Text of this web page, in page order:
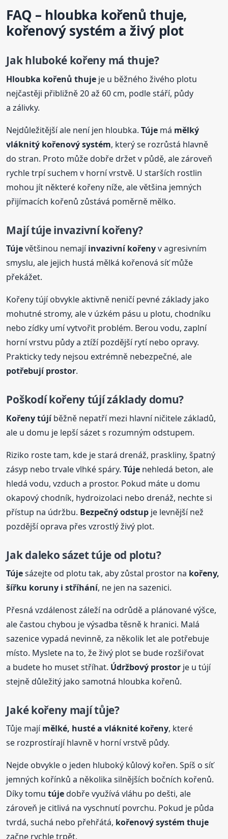
FAQ – hloubka kořenů thuje,
kořenový systém a živý plot
Jak hluboké kořeny má thuje?
Hloubka kořenů thuje je u běžného živého plotu
nejčastěji přibližně 20 až 60 cm, podle stáří, půdy
a zálivky.
Nejdůležitější ale není jen hloubka.Túje má mělký
vláknitý kořenový systém, který se rozrůstá hlavně
do stran. Proto může dobře držet v půdě, ale zároveň
rychle trpí suchem v horní vrstvě. U starších rostlin
mohou jít některé kořeny níže, ale většina jemných
přijímacích kořenů zůstává poměrně mělko.
Majítújeinvazivní kořeny?
Tújevětšinou nemajíinvazivní kořenyv agresivním
smyslu, ale jejich hustá mělká kořenová síť může
překážet.
Kořeny tújí obvykle aktivně neničí pevné základy jako
mohutné stromy, ale v úzkém pásu u plotu, chodníku
nebo zídky umí vytvořit problém. Berou vodu, zaplní
horní vrstvu půdy a ztíží pozdější rytí nebo opravy.
Prakticky tedy nejsou extrémně nebezpečné, ale
potřebují prostor.
Poškodí kořeny tújí základy domu?
Kořeny tújíběžně nepatří mezi hlavní ničitele základů,
ale u domu je lepší sázet s rozumným odstupem.
Riziko roste tam, kde je stará drenáž, praskliny, špatný
zásyp nebo trvale vlhké spáry.Túje nehledá beton, ale
hledá vodu, vzduch a prostor. Pokud máte u domu
okapový chodník, hydroizolaci nebo drenáž, nechte si
přístup na údržbu. Bezpečný odstup je levnější než
pozdější oprava přes vzrostlý živý plot.
Jak daleko sázettújeod plotu?
Tújesázejte od plotu tak, aby zůstal prostor na kořeny,
šířku koruny i stříhání, ne jen na sazenici.
Přesná vzdálenost záleží na odrůdě a plánované výšce,
ale častou chybou je výsadba těsně k hranici. Malá
sazenice vypadá nevinně, za několik let ale potřebuje
místo. Myslete na to, že živý plot se bude rozšiřovat
a budete ho muset stříhat. Údržbový prostor je u tújí
stejně důležitý jako samotná hloubka kořenů.
Jaké kořeny mají tůje?
Tůje majímělké, husté a vláknité kořeny, které
se rozprostírají hlavně v horní vrstvě půdy.
Nejde obvykle o jeden hluboký kůlový kořen. Spíš o síť
jemných kořínků a několika silnějších bočních kořenů.
Díky tomutújedobře využívá vláhu po dešti, ale
zároveň je citlivá na vyschnutí povrchu. Pokud je půda
tvrdá, suchá nebo přehřátá, kořenový systém thuje
začne rychle trpět.